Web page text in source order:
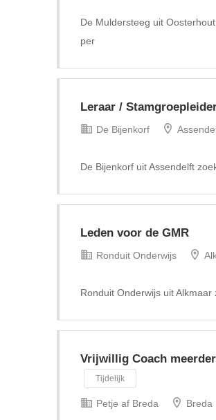
De Muldersteeg uit
per
Leraar /
De Bijenkorf
De Bijenkorf uit Assendelft
Leden voor de GMR
Ronduit Onderwijs
Ronduit Onderwijs uit
Vrijwillig Coach
Tijdelijk
Petje af Breda Breda